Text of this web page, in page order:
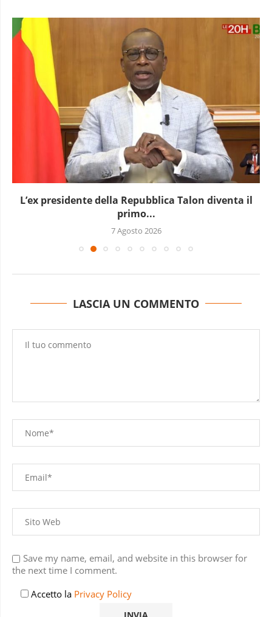
L’ex presidente della Repubblica Talon diventa il
primo...
7 Agosto 2026
LASCIA UN COMMENTO
Save my name, email, and website in this browser for
the next time I comment.
Accetto la Privacy Policy